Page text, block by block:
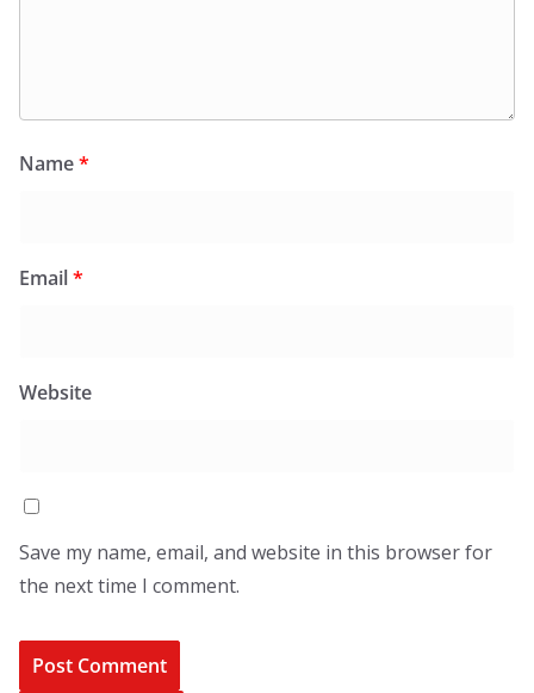
Name*
Email*
Website
Save my name, email, and website in this browser for
the next time I comment.